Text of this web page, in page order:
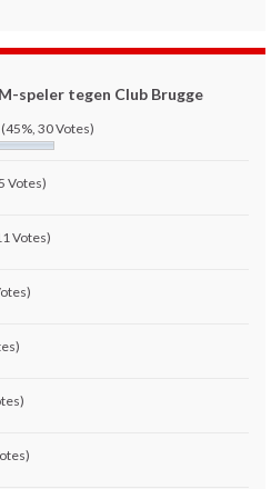
speler tegen Club Brugge
(45%, 30 Votes)
Votes)
Votes)